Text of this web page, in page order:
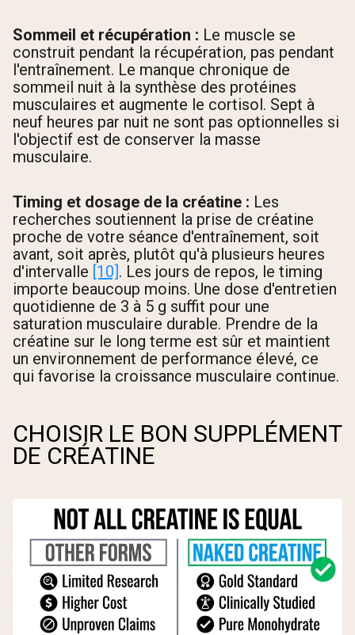
Sommeil et récupération : Le muscle se
construit pendant la récupération, pas pendant
l'entraînement. Le manque chronique de
sommeil nuit à la synthèse des protéines
musculaires et augmente le cortisol. Sept à
neuf heures par nuit ne sont pas optionnelles si
l'objectif est de conserver la masse
musculaire.
Timing et dosage de la créatine : Les
recherches soutiennent la prise de créatine
proche de votre séance d'entraînement, soit
avant, soit après, plutôt qu'à plusieurs heures
d'intervalle [10]. Les jours de repos, le timing
importe beaucoup moins. Une dose d'entretien
quotidienne de 3 à 5 g suffit pour une
saturation musculaire durable. Prendre de la
créatine sur le long terme est sûr et maintient
un environnement de performance élevé, ce
qui favorise la croissance musculaire continue.
CHOISIR LE BON SUPPLÉMENT
DE CRÉATINE